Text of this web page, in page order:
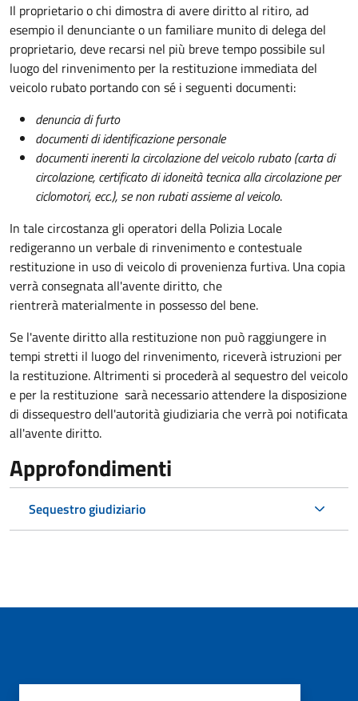
Il proprietario o chi dimostra di avere diritto al ritiro, ad
esempio il denunciante o un familiare munito di delega del
proprietario, deve recarsi nel più breve tempo possibile sul
luogo del rinvenimento per la restituzione immediata del
veicolo rubato portando con sé i seguenti documenti:
denuncia di furto
documenti di identificazione personale
documenti inerenti la circolazione del veicolo rubato (carta di
circolazione, certificato di idoneità tecnica alla circolazione per
ciclomotori, ecc.), se non rubati assieme al veicolo.
In tale circostanza gli operatori della Polizia Locale
redigeranno un verbale di rinvenimento e contestuale
restituzione in uso di veicolo di provenienza furtiva. Una copia
verrà consegnata all'avente diritto, che
rientrerà materialmente in possesso del bene.
Se l'avente diritto alla restituzione non può raggiungere in
tempi stretti il luogo del rinvenimento, riceverà istruzioni per
la restituzione. Altrimenti si procederà al sequestro del veicolo
e per la restituzione sarà necessario attendere la disposizione
di dissequestro dell'autorità giudiziaria che verrà poi notificata
all'avente diritto.
Approfondimenti
Sequestro giudiziario